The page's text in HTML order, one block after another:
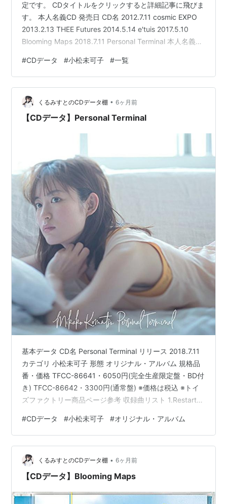
定です。 CDタイトルをクリックすると詳細記事に飛びま
す。 本人名義CD 発売日 CD名 2012.7.11 cosmic EXPO
2013.2.13 THEE Futures 2014.5.14 e'tuis 2017.5.10
Blooming Maps 2018.7.11 Personal Terminal 本人名義の
ャラ・ユニット やはりこのキャラソンはまちがってい
る。 / 2013.6.26 2.going going alone way! 歌:比企谷八
幡(C…
#CDデータ #小松未可子 #一覧
くるみすとのCDデータ棚 • 6ヶ月前
【CDデータ】Personal Terminal
基本データ CD名 Personal Terminal リリース 2018.7.11
カテゴリ 小松未可子 形態 オリジナル・アルバム 規格品
番・価格 TFCC-86641・6050円(完全生産限定盤・BD付
き) TFCC-86642・3300円(通常盤) ※価格は税込 ※トイ
ズファクトリー商品ページ参考 収録曲リスト 1.Restart
4.Maybe the next waltz (『ボールルームへようこそ』前
期ED) 5.海辺で逢いましょう 6.カオティック・ラッシ
ュ・ナイト 7.Happy tal…
#CDデータ #小松未可子 #オリジナル・アルバム
くるみすとのCDデータ棚 • 6ヶ月前
【CDデータ】Blooming Maps